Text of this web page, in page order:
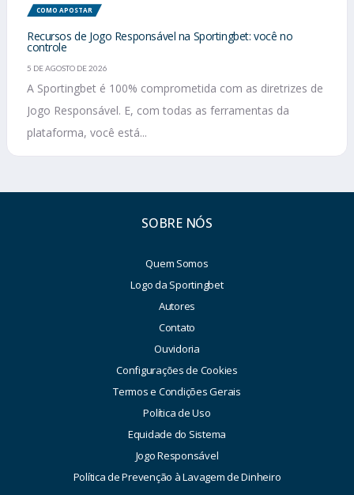
COMO APOSTAR
Recursos de Jogo Responsável na Sportingbet: você no
controle
5 DE AGOSTO DE 2026
A Sportingbet é 100% comprometida com as diretrizes de
Jogo Responsável. E, com todas as ferramentas da
plataforma, você está...
SOBRE NÓS
Quem Somos
Logo da Sportingbet
Autores
Contato
Ouvidoria
Configurações de Cookies
Termos e Condições Gerais
Política de Uso
Equidade do Sistema
Jogo Responsável
Política de Prevenção à Lavagem de Dinheiro